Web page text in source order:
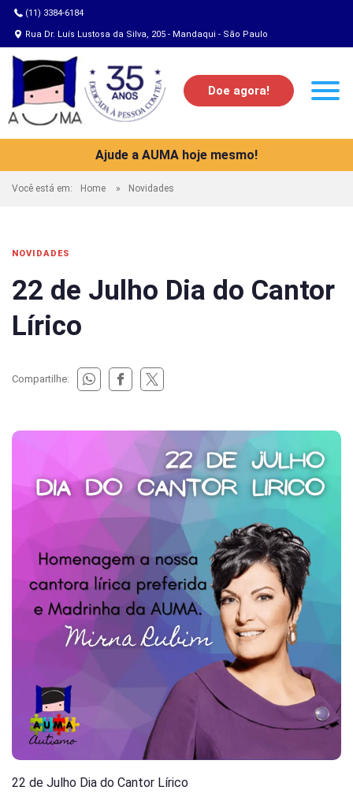
(11) 3384-6184
Rua Dr. Luís Lustosa da Silva, 205 - Mandaqui - São Paulo
Doe agora!
Ajude a AUMA hoje mesmo!
Você está em: Home Novidades
NOVIDADES
22 de Julho Dia do Cantor
Lírico
Compartilhe:
22 de Julho Dia do Cantor Lírico